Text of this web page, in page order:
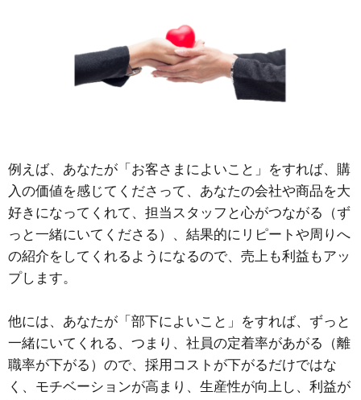
例えば、あなたが「お客さまによいこと」をすれば、購
入の価値を感じてくださって、あなたの会社や商品を大
好きになってくれて、担当スタッフと心がつながる（ず
っと一緒にいてくださる）、結果的にリピートや周りへ
の紹介をしてくれるようになるので、売上も利益もアッ
プします。
他には、あなたが「部下によいこと」をすれば、ずっと
一緒にいてくれる、つまり、社員の定着率があがる（離
職率が下がる）ので、採用コストが下がるだけではな
く、モチベーションが高まり、生産性が向上し、利益が